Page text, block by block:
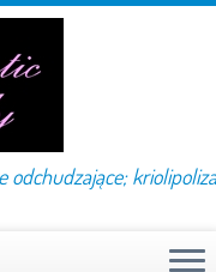
odchudzające;